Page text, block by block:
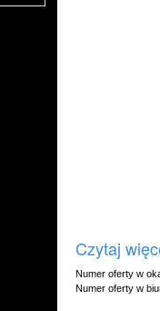
Czytaj
Numer oferty w
Numer oferty w